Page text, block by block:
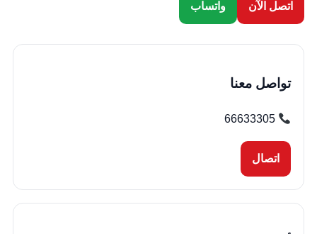
اتصل الآن واتساب
تواصل معنا
66633305
اتصال